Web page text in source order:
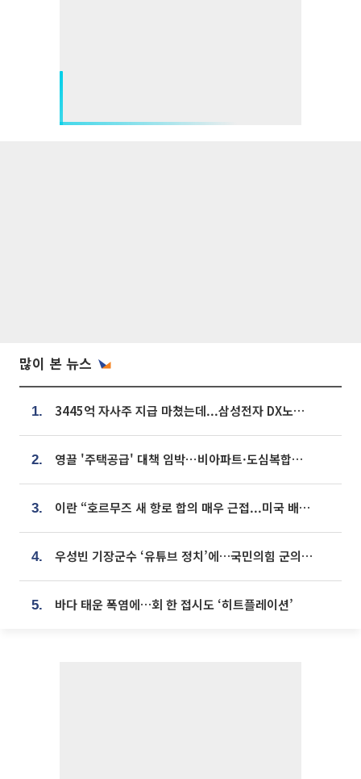
많이 본 뉴스
1. 3445억 자사주 지급 마쳤는데...삼성전자 DX노조, 뒤늦은 '떼쓰기 집회'
2. 영끌 '주택공급' 대책 임박⋯비아파트·도심복합까지 총동원
3. 이란 “호르무즈 새 항로 합의 매우 근접...미국 배상 먼저”
4. 우성빈 기장군수 ‘유튜브 정치’에…국민의힘 군의원들 집단 반발
5. 바다 태운 폭염에…회 한 접시도 ‘히트플레이션’